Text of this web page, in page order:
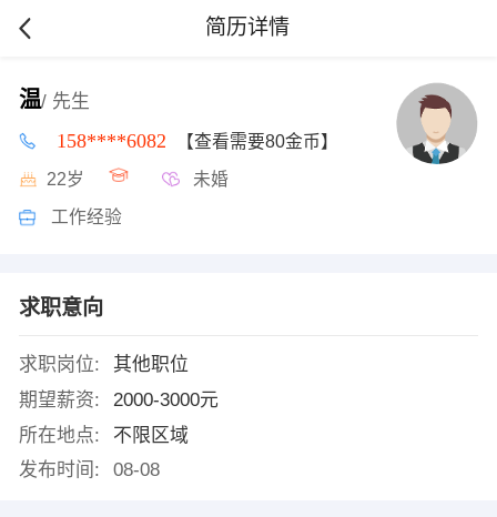
简历详情
温/ 先生
158****6082 【查看需要80金币】
22岁 未婚
工作经验
求职意向
求职岗位:
其他职位
期望薪资:
2000-3000元
所在地点:
不限区域
发布时间:
08-08